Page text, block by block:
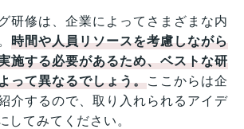
研修は、企業によってさまざまな内
時間や人員リソースを考慮しながら
施する必要があるため、ベストな研
って異なるでしょう。ここからは企
介するので、取り入れられるアイデ
してみてください。